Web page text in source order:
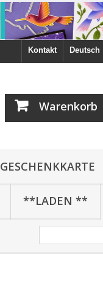
Deutsch
Kontakt
Warenkorb
GESCHENKKARTE
**LADEN **